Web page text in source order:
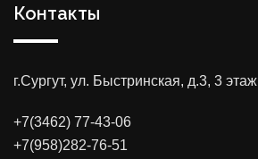
Контакты
г.Сургут, ул. Быстринская, д.3, 3 этаж
+7(3462) 77-43-06
+7(958)282-76-51